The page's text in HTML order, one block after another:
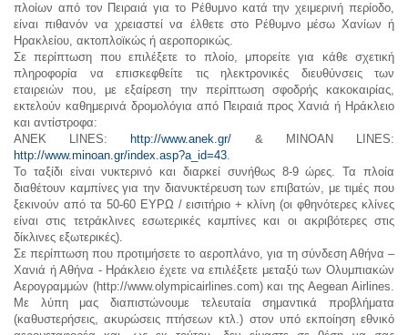
πλοίων από τον Πειραιά για το Ρέθυμνο κατά την χειμερινή περίοδο,
είναι πιθανόν να χρειαστεί να έλθετε στο Ρέθυμνο μέσω Χανίων ή
Ηρακλείου, ακτοπλοϊκώς ή αεροπορικώς.
Σε περίπτωση που επιλέξετε το πλοίο, μπορείτε για κάθε σχετική
πληροφορία να επισκεφθείτε τις ηλεκτρονικές διευθύνσεις των
εταιρειών που, με εξαίρεση την περίπτωση σφοδρής κακοκαιρίας,
εκτελούν καθημερινά δρομολόγια από Πειραιά προς Χανιά ή Ηράκλειο
και αντίστροφα:
ΑΝΕΚ LINES:
http://www.anek.gr/ & MINOAN LINES:
http://www.minoan.gr/index.asp?a_id=43.
Το ταξίδι είναι νυκτερινό και διαρκεί συνήθως 8-9 ώρες. Τα πλοία
διαθέτουν καμπίνες για την διανυκτέρευση των επιβατών, με τιμές που
ξεκινούν από τα 50-60 ΕΥΡΩ / εισιτήριο + κλίνη (οι φθηνότερες κλίνες
είναι στις τετράκλινες εσωτερικές καμπίνες και οι ακριβότερες στις
δίκλινες εξωτερικές).
Σε περίπτωση που προτιμήσετε το αεροπλάνο, για τη σύνδεση Αθήνα –
Χανιά ή Αθήνα - Ηράκλειο έχετε να επιλέξετε μεταξύ των Ολυμπιακών
Αερογραμμών (http://www.olympicairlines.com) και της Aegean Airlines.
Με λύπη μας διαπιστώνουμε τελευταία σημαντικά προβλήματα
(καθυστερήσεις, ακυρώσεις πτήσεων κτλ.) στον υπό εκποίηση εθνικό